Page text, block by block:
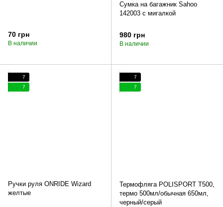
70 грн
В наличии
Сумка на багажник Sahoo
142003 с мигалкой
980 грн
В наличии
7
7
Ручки руля ONRIDE Wizard
желтые
7
7
Термофляга POLISPORT T500,
термо 500мл/обычная 650мл,
черный/серый